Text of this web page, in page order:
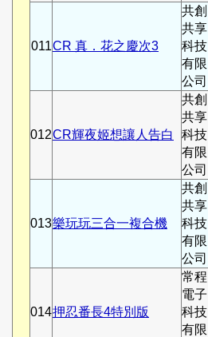
011CR 真．花之慶次3
共創
共享
科技
有限
公司
012CR輝夜姬想讓人告白
共創
共享
科技
有限
公司
013樂玩玩三合一複合機
共創
共享
科技
有限
公司
014押忍番長4特別版
常程
電子
科技
有限